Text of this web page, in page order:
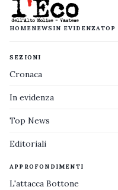
HOMENEWS IN EVIDENZATOP
SEZIONI
Cronaca
In evidenza
Top News
Editoriali
APPROFONDIMENTI
L'attacca Bottone